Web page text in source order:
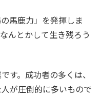
馬鹿力」を発揮しま
んとかして生き残ろう
す。成功者の多くは、
が圧倒的に多いもので